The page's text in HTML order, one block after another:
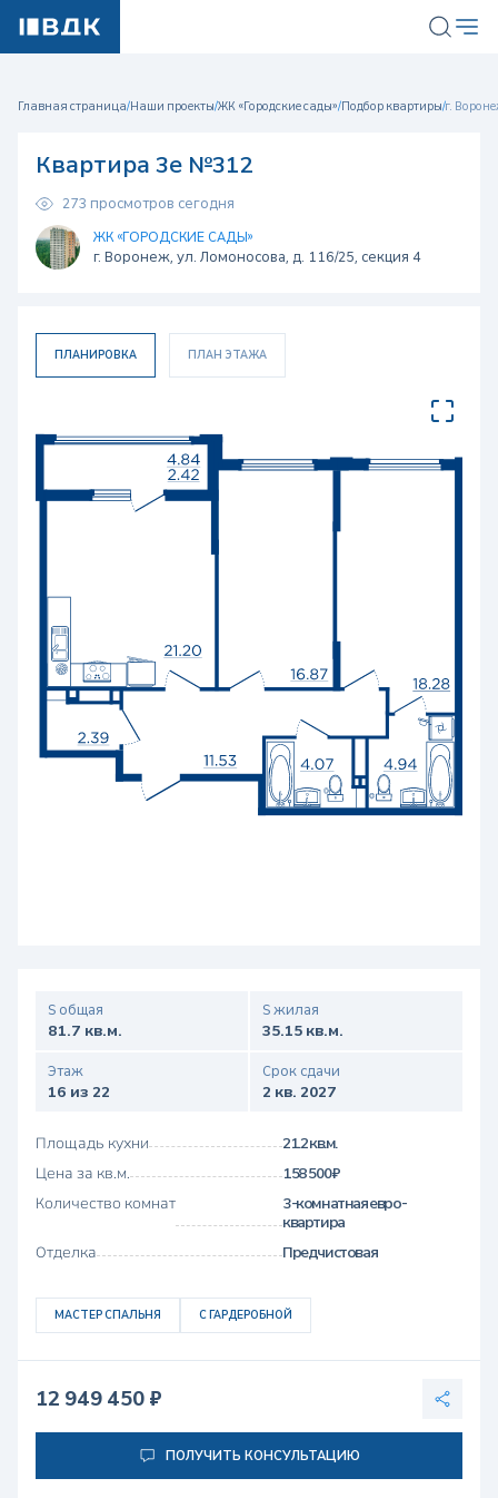
Главная страница/Наши проекты/ЖК «Городские сады»/Подбор квартиры/г.
Квартира 3е №312
273 просмотров сегодня
ЖК «ГОРОДСКИЕ САДЫ»
г. Воронеж, ул. Ломоносова, д. 116/25, секция 4
ПЛАНИРОВКА ПЛАН ЭТАЖА
S общая
81.7 кв.м.
S жилая
35.15 кв.м.
Этаж
16 из 22
Срок сдачи
2 кв. 2027
Площадь кухни
21.2 кв.м.
Цена за кв.м.
158 500 ₽
Количество комнат
3-комнатная евро-
квартира
Отделка
Предчистовая
МАСТЕР СПАЛЬНЯ С ГАРДЕРОБНОЙ
12 949 450 ₽
ПОЛУЧИТЬ КОНСУЛЬТАЦИЮ